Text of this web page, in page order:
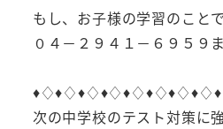
もし、お子様の学習のこと
０４－２９４１－６９５９
次の中学校のテスト対策に